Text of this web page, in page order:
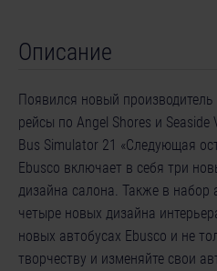
Описание
Появился новый
рейсы по Angel Shores и Seaside
Bus Simulator 21 «Следующая
Ebusco включает в себя три
дизайна салона. Также в набор
четыре новых дизайна
новых автобусах Ebusco и не
творчеству и изменяйте свои